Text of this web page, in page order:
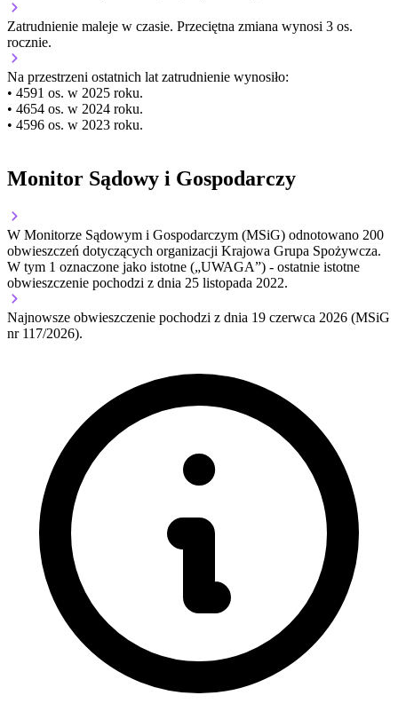
Zatrudnienie maleje w czasie. Przeciętna zmiana wynosi 3 os.
rocznie.
Na przestrzeni ostatnich lat zatrudnienie wynosiło:
• 4591 os. w 2025 roku.
• 4654 os. w 2024 roku.
• 4596 os. w 2023 roku.
Monitor Sądowy i Gospodarczy
W Monitorze Sądowym i Gospodarczym (MSiG) odnotowano 200
obwieszczeń dotyczących organizacji Krajowa Grupa Spożywcza.
W tym 1 oznaczone jako istotne („UWAGA”) - ostatnie istotne
obwieszczenie pochodzi z dnia 25 listopada 2022.
Najnowsze obwieszczenie pochodzi z dnia 19 czerwca 2026 (MSiG
nr 117/2026).